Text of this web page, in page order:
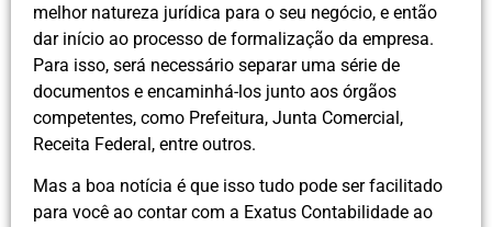
melhor natureza jurídica para o seu negócio, e então
dar início ao processo de formalização da empresa.
Para isso, será necessário separar uma série de
documentos e encaminhá-los junto aos órgãos
competentes, como Prefeitura, Junta Comercial,
Receita Federal, entre outros.
Mas a boa notícia é que isso tudo pode ser facilitado
para você ao contar com a Exatus Contabilidade ao